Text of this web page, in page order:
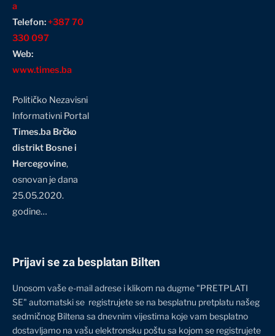
a
Telefon:+387 70
330 097
Web:
www.times.ba
Političko Nezavisni
Informativni Portal
Times.ba Brčko
distrikt Bosne i
Hercegovine,
osnovan je dana
25.05.2020.
godine…
Prijavi se za besplatan Bilten
Unosom vaše e-mail adrese i klikom na dugme "PRETPLATI
SE" automatski se registrujete se na besplatnu pretplatu našeg
sedmičnog Biltena sa dnevnim vijestima koje vam besplatno
dostavljamo na vašu elektronsku poštu sa kojom se registrujete